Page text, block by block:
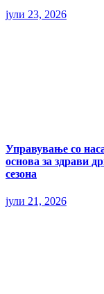
јули 23, 2026
Управување со
основа за здрави
сезона
јули 21, 2026